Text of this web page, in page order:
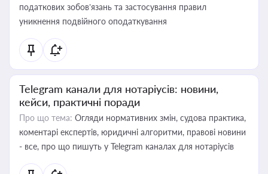
податкових зобов’язань та застосування правил
уникнення подвійного оподаткування
Telegram канали для нотаріусів: новини,
кейси, практичні поради
Про що тема: Огляди нормативних змін, судова практика,
коментарі експертів, юридичні алгоритми, правові новини
- все, про що пишуть у Telegram каналах для нотаріусів